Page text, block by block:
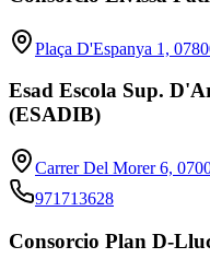
Plaça D'Espanya 1,
Esad Escola Sup.
(ESADIB)
Carrer Del Morer 6,
971713628
Consorcio Plan D-